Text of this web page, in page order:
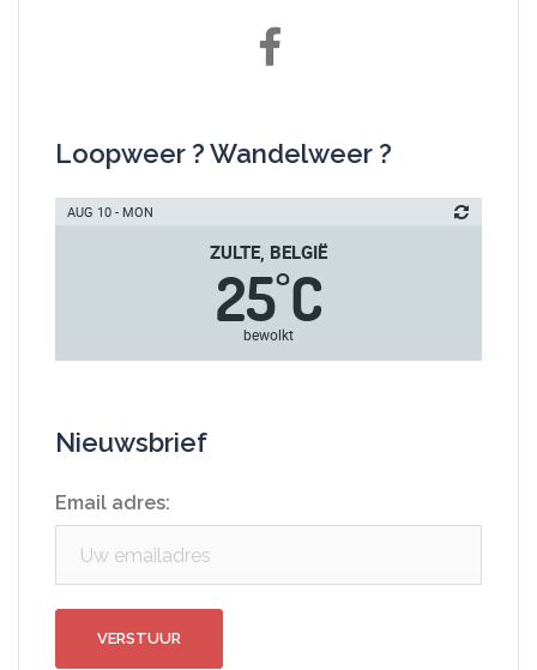
Facebook
Loopweer ? Wandelweer ?
AUG 10 - MON
ZULTE, BELGIË
25°C
bewolkt
Nieuwsbrief
Email adres: